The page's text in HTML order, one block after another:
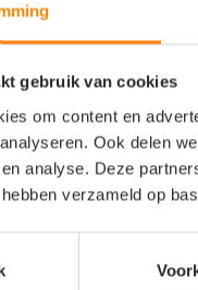
gebruik van cookies
om content en
Ook delen
analyse. Deze
verzameld op
call+31(0)418
mail